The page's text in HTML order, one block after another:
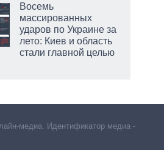
Восемь
массированных
ударов по Украине за
лето: Киев и область
стали главной целью
медиа. Идентификатор медиа –